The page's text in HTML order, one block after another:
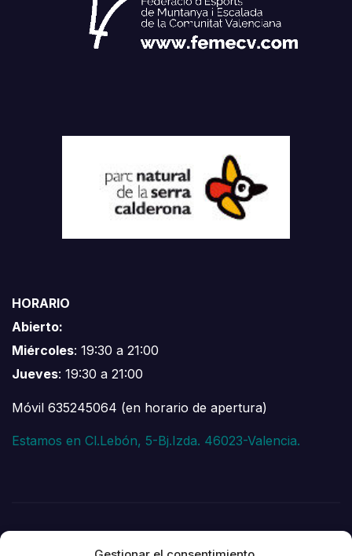
HORARIO
Abierto:
Miércoles: 19:30 a 21:00
Jueves: 19:30 a 21:00
Móvil 635245064 (en horario de apertura)
Estamos en Cl.Lebón, 5-Bj.Izda. 46023-Valencia.